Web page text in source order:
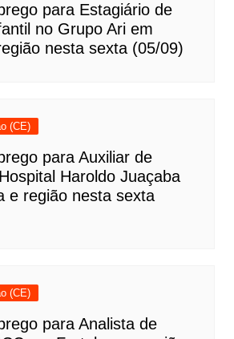
para Estagiário de
no Grupo Ari em
nesta sexta (05/09)
(CE)
para Auxiliar de
Haroldo Juaçaba
e região nesta sexta
(CE)
para Analista de